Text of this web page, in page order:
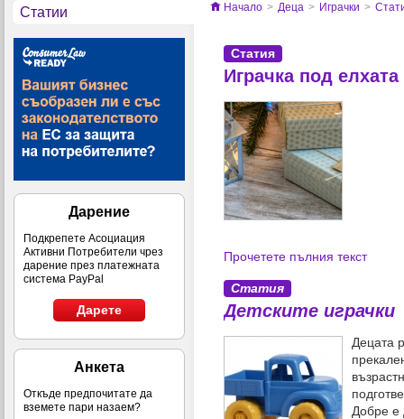
Статии
Дарение
Подкрепете Асоциация
Активни Потребители чрез
дарение през платежната
система PayPal
Дарете
Анкета
Откъде предпочитате да
вземете пари назаем?
Начало > Деца > Играчки >
Статия
Играчка под елхата
Прочетете пълния текст
Статия
Детските играчки
Децата
Добре е